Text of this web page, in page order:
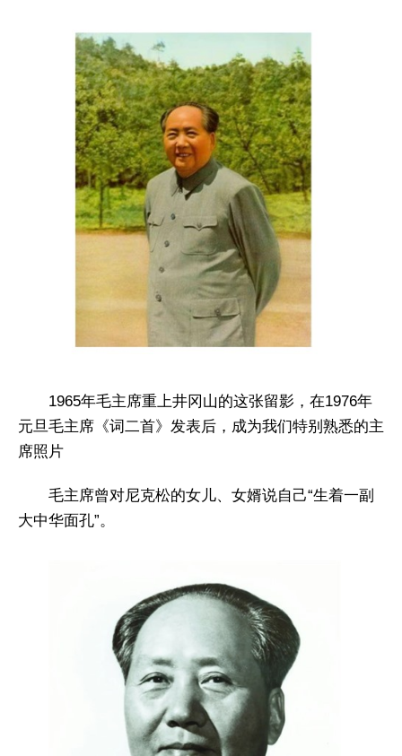
1965年毛主席重上井冈山的这张留影，在1976年
元旦毛主席《词二首》发表后，成为我们特别熟悉的主
席照片
毛主席曾对尼克松的女儿、女婿说自己“生着一副
大中华面孔”。